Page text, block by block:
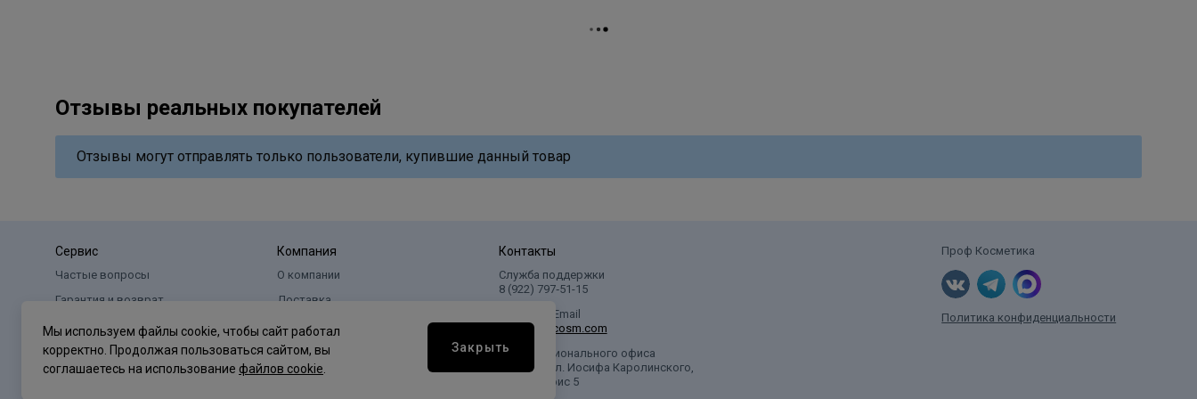
Отзывы реальных покупателей
Отзывы могут отправлять только пользователи, купившие данный товар
Сервис
Частые вопросы
Гарантия и возврат
Компания
О компании
Доставка
Реквизиты
Контакты
Служба поддержки
8 (922) 797‑51-15
Написать Email
info@profcosm.com
Адрес регионального офиса
г. Сургут, ул. Иосифа Каролинского,
дом 10, офис 5
Проф Косметика
Политика конфиденциальности
Мы используем файлы cookie, чтобы сайт работал
корректно. Продолжая пользоваться сайтом, вы
соглашаетесь на использование файлов cookie
Закрыть